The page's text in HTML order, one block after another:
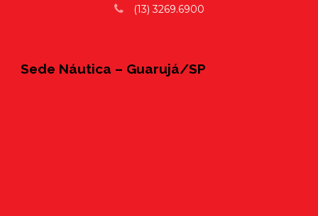
(13) 3269.6900
Sede Náutica – Guarujá/SP